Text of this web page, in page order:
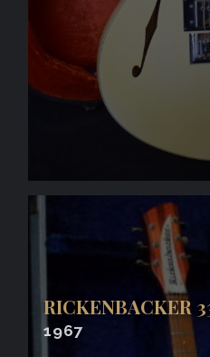
RICKENBACKER
1967